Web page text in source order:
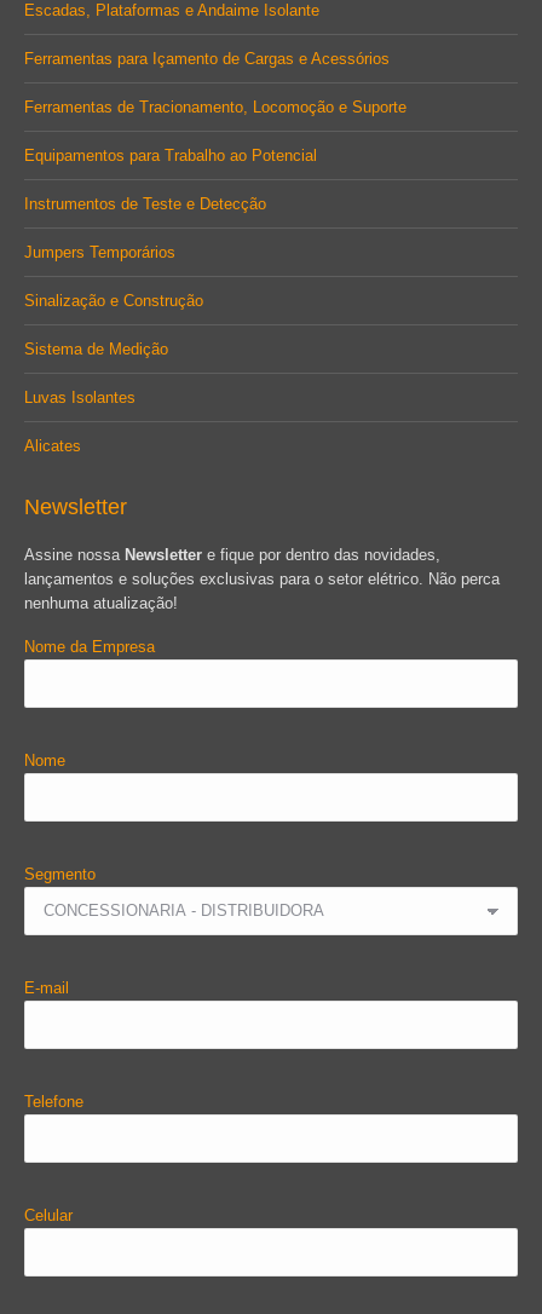
Escadas, Plataformas e Andaime Isolante
Ferramentas para Içamento de Cargas e Acessórios
Ferramentas de Tracionamento, Locomoção e Suporte
Equipamentos para Trabalho ao Potencial
Instrumentos de Teste e Detecção
Jumpers Temporários
Sinalização e Construção
Sistema de Medição
Luvas Isolantes
Alicates
Newsletter
Assine nossa Newsletter e fique por dentro das novidades,
lançamentos e soluções exclusivas para o setor elétrico. Não perca
nenhuma atualização!
Nome da Empresa
Nome
Segmento
E-mail
Telefone
Celular